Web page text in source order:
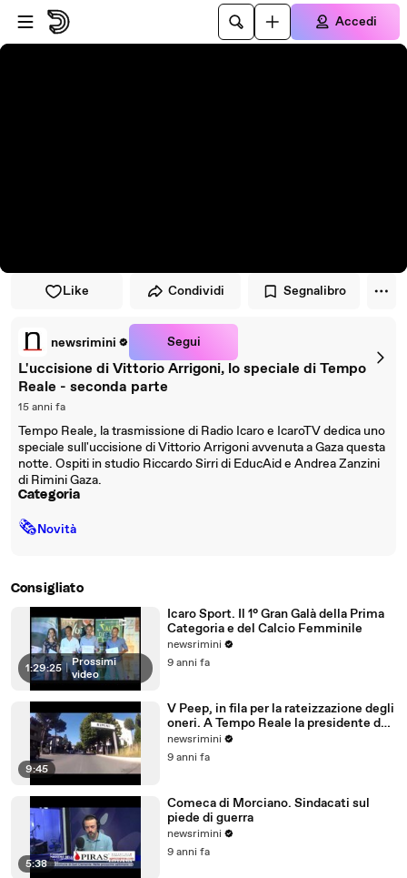
Vai al lettore
Passa al contenuto principale
Accedi
Like Condividi Segnalibro
newsrimini Segui
L'uccisione di Vittorio Arrigoni, lo speciale di Tempo
Reale - seconda parte
15 anni fa
Tempo Reale, la trasmissione di Radio Icaro e IcaroTV dedica uno
speciale sull'uccisione di Vittorio Arrigoni avvenuta a Gaza questa
notte. Ospiti in studio Riccardo Sirri di EducAid e Andrea Zanzini
di Rimini Gaza.
Categoria
🗞Novità
Consigliato
1:29:25 | Prossimi
video
Icaro Sport. Il 1° Gran Galà della Prima
Categoria e del Calcio Femminile
newsrimini
9 anni fa
9:45
V Peep, in fila per la rateizzazione degli
oneri. A Tempo Reale la presidente del
Comitato
newsrimini
9 anni fa
5:38
Comeca di Morciano. Sindacati sul
piede di guerra
newsrimini
9 anni fa